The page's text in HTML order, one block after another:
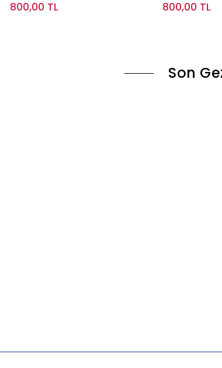
800,00 TL 800,00 TL
Son